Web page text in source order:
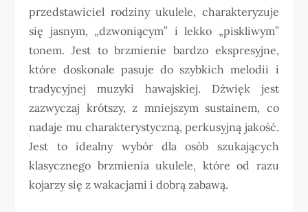
przedstawiciel rodziny ukulele, charakteryzuje
się jasnym, „dzwoniącym” i lekko „piskliwym”
tonem. Jest to brzmienie bardzo ekspresyjne,
które doskonale pasuje do szybkich melodii i
tradycyjnej muzyki hawajskiej. Dźwięk jest
zazwyczaj krótszy, z mniejszym sustainem, co
nadaje mu charakterystyczną, perkusyjną jakość.
Jest to idealny wybór dla osób szukających
klasycznego brzmienia ukulele, które od razu
kojarzy się z wakacjami i dobrą zabawą.